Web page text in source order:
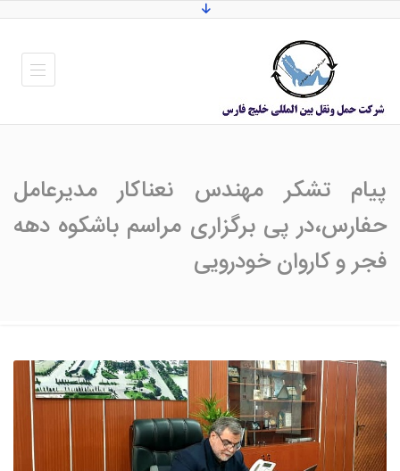
پیام تشکر مهندس نعناکار مدیرعامل
حفارس،در پی برگزاری مراسم باشکوه دهه
فجر و کاروان خودرویی